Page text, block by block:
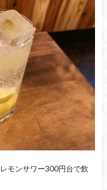
モンサワー300円台で飲